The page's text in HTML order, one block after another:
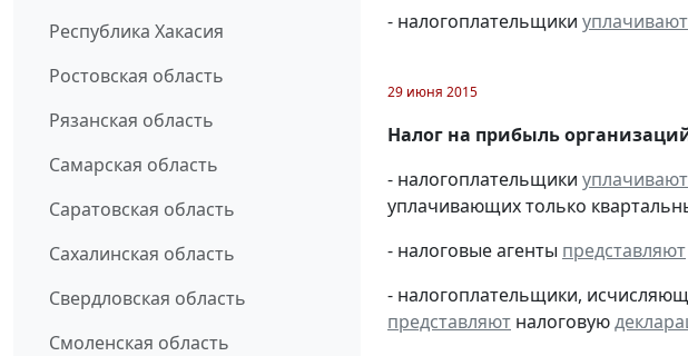
Республика Хакасия
Ростовская область
Рязанская область
Самарская область
Саратовская область
Сахалинская область
Свердловская область
Смоленская область
- налогоплательщики уплачивают
29 июня 2015
Налог на прибыль
- налогоплательщики уплачивают
уплачивающих только
- налоговые агенты представляют
- налогоплательщики,
представляют налоговую